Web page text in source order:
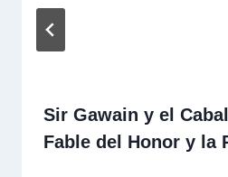
Sir Gawain y el
Fable del Honor y la